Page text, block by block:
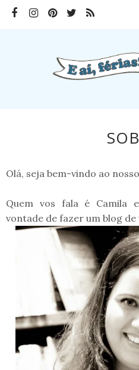
Olá, seja bem-vindo ao
Quem vos fala é Camila
vontade de fazer um blog de